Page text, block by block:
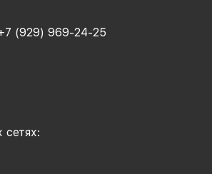
(929) 969-24-25